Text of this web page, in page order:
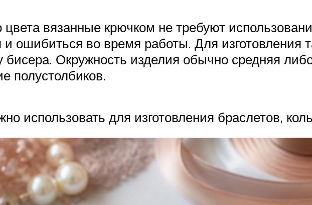
цвета вязанные крючком не требуют
и ошибиться во время работы. Для изготовления
бисера. Окружность изделия обычно средняя
полустолбиков.
использовать для изготовления браслетов,